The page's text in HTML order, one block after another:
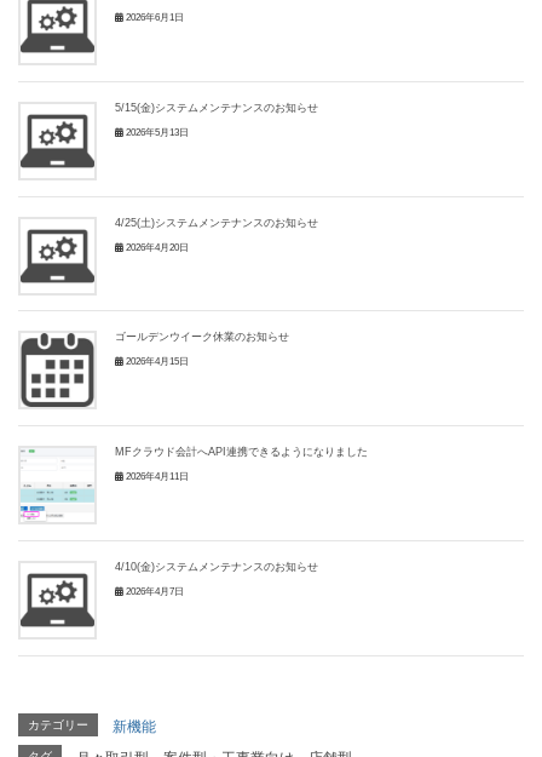
2026年6月1日
5/15(金)システムメンテナンスのお知らせ
2026年5月13日
4/25(土)システムメンテナンスのお知らせ
2026年4月20日
ゴールデンウイーク休業のお知らせ
2026年4月15日
MFクラウド会計へAPI連携できるようになりました
2026年4月11日
4/10(金)システムメンテナンスのお知らせ
2026年4月7日
カテゴリー 新機能